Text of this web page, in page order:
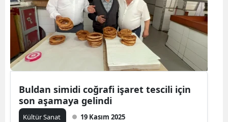
Buldan simidi coğrafi işaret tescili için
son aşamaya gelindi
Kültür Sanat 19 Kasım 2025